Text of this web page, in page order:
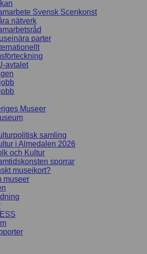
Svensk Scenkonst
nätverk
parter
avtalet
Museer
samling
i Almedalen 2026
och Kultur
sporrar
museikort?
museer